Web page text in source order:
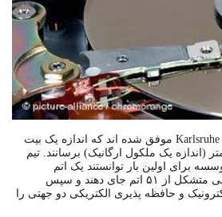
محققان انستیتو تکنولوژی Karlsruhe موفق شده اند که اندازه یک بیت
(اندازه یک ملکول ارگانیک) برسانند. تیم
برای اولین بار توانستند یک اتم
مغناطیسی آهن را در ملکولی متشکل از ۵۱ اتم جای دهند و سپس
و حافظه پذیری الکتریکی دو جهتی را